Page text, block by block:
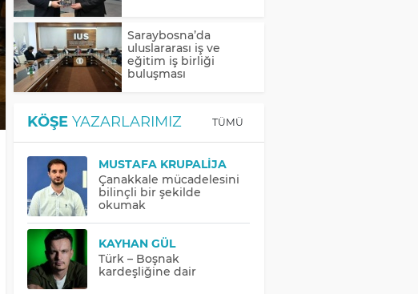
Saraybosna’da
uluslararası iş ve
eğitim iş birliği
buluşması
KÖŞE YAZARLARIMIZ TÜMÜ
MUSTAFA KRUPALIJA
Çanakkale mücadelesini
bilinçli bir şekilde
okumak
KAYHAN GÜL
Türk – Boşnak
kardeşliğine dair